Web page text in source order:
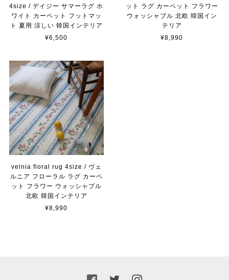
4size / デイジー サマーラグ ホ
ワイト カーペット フットマッ
ト 夏用 涼しい 韓国インテリア
¥6,500
ット ラグ カーペット フラワー
ウォッシャブル 北欧 韓国イン
テリア
¥8,990
velnia floral rug 4size / ヴェ
ルニア フローラル ラグ カーペ
ット フラワー ウォッシャブル
北欧 韓国インテリア
¥8,990